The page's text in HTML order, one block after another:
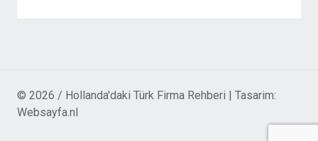
© 2026 / Hollanda'daki Türk Firma Rehberi | Tasarim:
Websayfa.nl